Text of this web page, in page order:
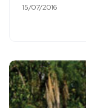
15/07/2016